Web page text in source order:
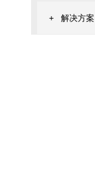
+ 解决方案